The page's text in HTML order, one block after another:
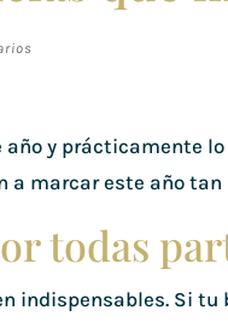
año y prácticamente
a marcar este año tan
todas
indispensables. Si